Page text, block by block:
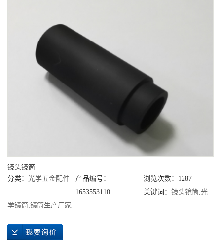
镜头镜筒
分类： 光学五金配件
产品编号：
1653553110
浏览次数：1287
关键词： 镜头镜筒 光
学镜筒 镜筒生产厂家